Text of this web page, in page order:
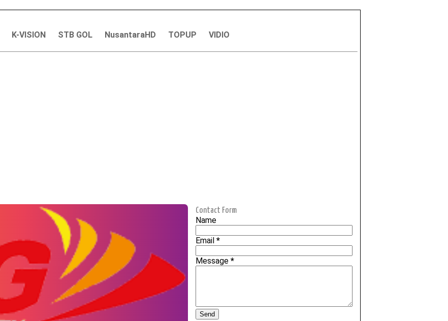
K-VISION STB GOL NusantaraHD TOPUP VIDIO
Contact Form
Name
Email*
Message*